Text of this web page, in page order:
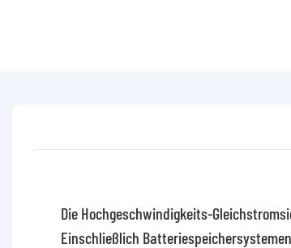
Die Hochgeschwindigkeits-
Einschließlich